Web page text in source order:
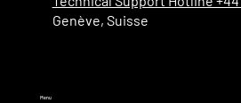
Genève, Suisse
Menu